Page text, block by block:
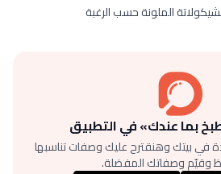
الملونة حسب الرغبة
بما عندك» في التطبيق
في بيتك وهنقترح عليك وصفات تناسبها
وقيّم وصفاتك المفضلة.